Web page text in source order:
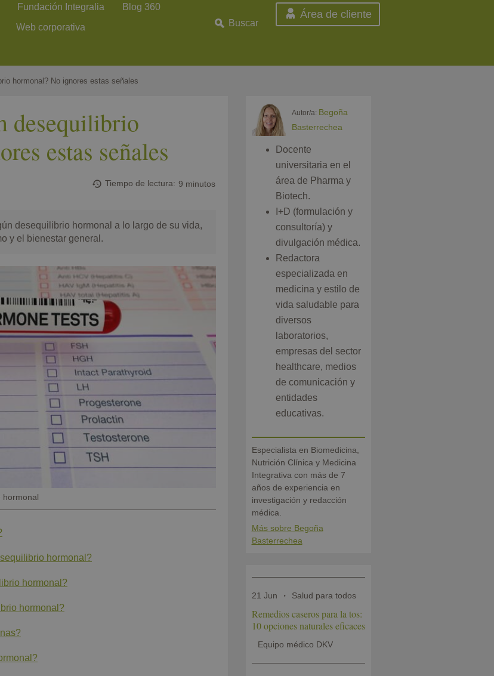
Fundación Integralia
Blog 360
Web corporativa
Buscar
Área de cliente
hormonal? No ignores estas señales
desequilibrio
estas señales
Tiempo de lectura 9 minutos
desequilibrio hormonal a lo largo de su vida,
y el bienestar general.
hormonal
hormonal?
hormonal?
hormonal?
Autor/a: Begoña
Basterrechea
Docente
universitaria en el
área de Pharma y
Biotech.
I+D (formulación y
consultoría) y
divulgación médica.
Redactora
especializada en
medicina y estilo de
vida saludable para
diversos
laboratorios,
empresas del sector
healthcare, medios
de comunicación y
entidades
educativas.
Especialista en Biomedicina,
Nutrición Clínica y Medicina
Integrativa con más de 7
años de experiencia en
investigación y redacción
médica.
Más sobre Begoña
Basterrechea
21 Jun Salud para todos
Remedios caseros para la tos:
10 opciones naturales eficaces
Equipo médico DKV